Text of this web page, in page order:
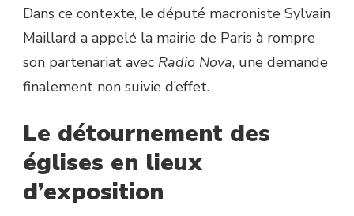
Dans ce contexte, le député macroniste Sylvain
Maillard a appelé la mairie de Paris à rompre
son partenariat avec Radio Nova, une demande
finalement non suivie d’effet.
Le détournement des
églises en lieux
d’exposition